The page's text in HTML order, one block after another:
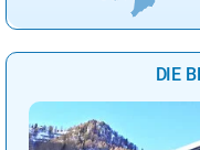
Wellington
DIE